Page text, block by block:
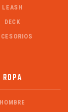
LEASH
DECK
ROPA
HOMBRE